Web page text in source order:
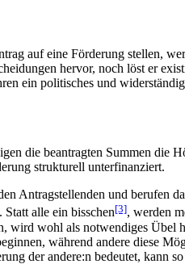
auf eine Förderung stellen,
hervor, noch löst er
ein politisches und
die beantragten Summen die
strukturell unterfinanziert.
Antragstellenden und berufen
alle ein bisschen[3], werden
wird wohl als notwendiges Übel
während andere diese
der andere:n bedeutet, kann